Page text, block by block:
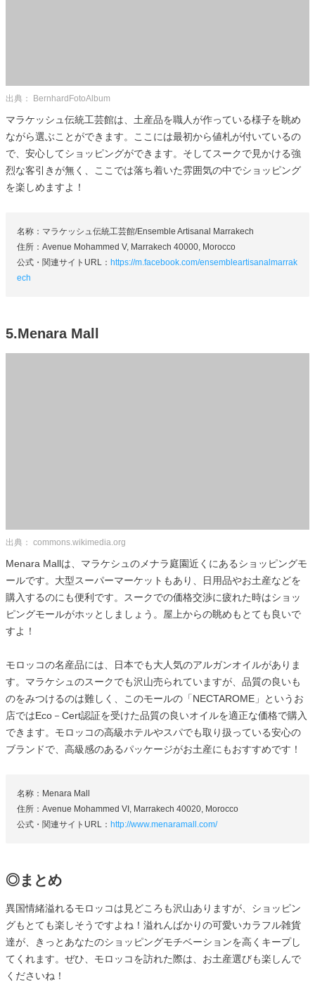
出典： BernhardFotoAlbum
マラケッシュ伝統工芸館は、土産品を職人が作っている様子を眺め
ながら選ぶことができます。ここには最初から値札が付いているの
で、安心してショッピングができます。そしてスークで見かける強
烈な客引きが無く、ここでは落ち着いた雰囲気の中でショッピング
を楽しめますよ！
名称：マラケッシュ伝統工芸館/Ensemble Artisanal Marrakech
住所：Avenue Mohammed V, Marrakech 40000, Morocco
公式・関連サイトURL： https://m.facebook.com/ensembleartisanalmarrak
ech
5.Menara Mall
出典： commons.wikimedia.org
Menara Mallは、マラケシュのメナラ庭園近くにあるショッピングモ
ールです。大型スーパーマーケットもあり、日用品やお土産などを
購入するのにも便利です。スークでの価格交渉に疲れた時はショッ
ピングモールがホッとしましょう。屋上からの眺めもとても良いで
すよ！
モロッコの名産品には、日本でも大人気のアルガンオイルがありま
す。マラケシュのスークでも沢山売られていますが、品質の良いも
のをみつけるのは難しく、このモールの「NECTAROME」というお
店ではEco－Cert認証を受けた品質の良いオイルを適正な価格で購入
できます。モロッコの高級ホテルやスパでも取り扱っている安心の
ブランドで、高級感のあるパッケージがお土産にもおすすめです！
名称：Menara Mall
住所：Avenue Mohammed VI, Marrakech 40020, Morocco
公式・関連サイトURL： http://www.menaramall.com/
◎まとめ
異国情緒溢れるモロッコは見どころも沢山ありますが、ショッピン
グもとても楽しそうですよね！溢れんばかりの可愛いカラフル雑貨
達が、きっとあなたのショッピングモチベーションを高くキープし
てくれます。ぜひ、モロッコを訪れた際は、お土産選びも楽しんで
くださいね！